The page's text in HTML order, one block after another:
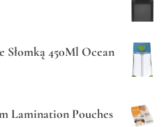
450Ml Ocean
Lamination Pouches